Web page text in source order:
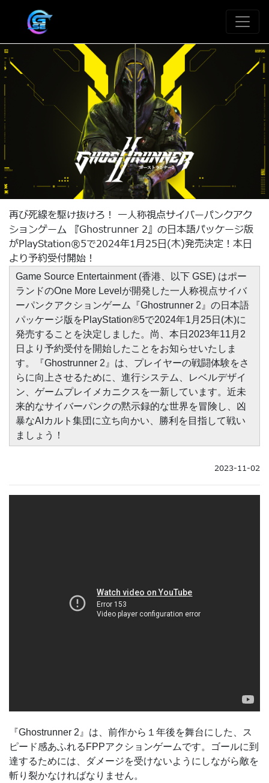
再び死線を駆け抜けろ！ 一人称視点サイバーパンクアク
ションゲーム 『Ghostrunner 2』の日本語パッケージ版
がPlayStation®5で2024年1月25日(木)発売決定！本日
より予約受付開始！
Game Source Entertainment (香港、以下 GSE) はポー
ランドのOne More Levelが開発した一人称視点サイバ
ーパンクアクションゲーム『Ghostrunner 2』の日本語
パッケージ版をPlayStation®5で2024年1月25日(木)に
発売することを決定しました。尚、本日2023年11月2
日より予約受付を開始したことをお知らせいたしま
す。『Ghostrunner 2』は、プレイヤーの戦闘体験をさ
らに向上させるために、進行システム、レベルデザイ
ン、ゲームプレイメカニクスを一新しています。近未
来的なサイバーパンクの黙示録的な世界を冒険し、凶
暴なAIカルト集団に立ち向かい、勝利を目指して戦い
ましょう！
2023-11-02
『Ghostrunner 2』は、前作から１年後を舞台にした、ス
ピード感あふれるFPPアクションゲームです。ゴールに到
達するためには、ダメージを受けないようにしながら敵を
斬り裂かなければなりません。